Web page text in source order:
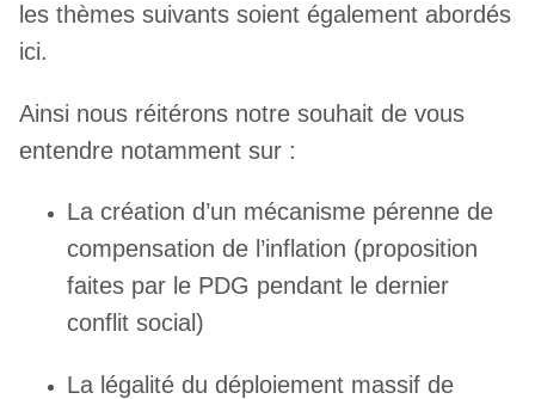
les thèmes suivants soient également abordés
ici.
Ainsi nous réitérons notre souhait de vous
entendre notamment sur :
La création d’un mécanisme pérenne de
compensation de l’inflation (proposition
faites par le PDG pendant le dernier
conflit social)
La légalité du déploiement massif de